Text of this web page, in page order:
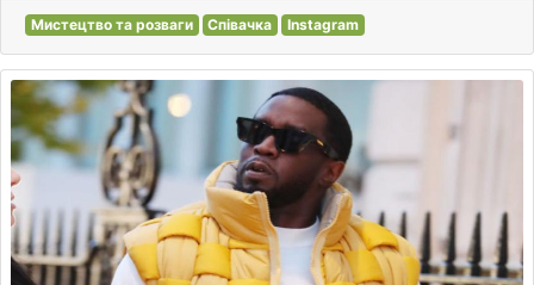
Мистецтво та розваги Співачка Instagram